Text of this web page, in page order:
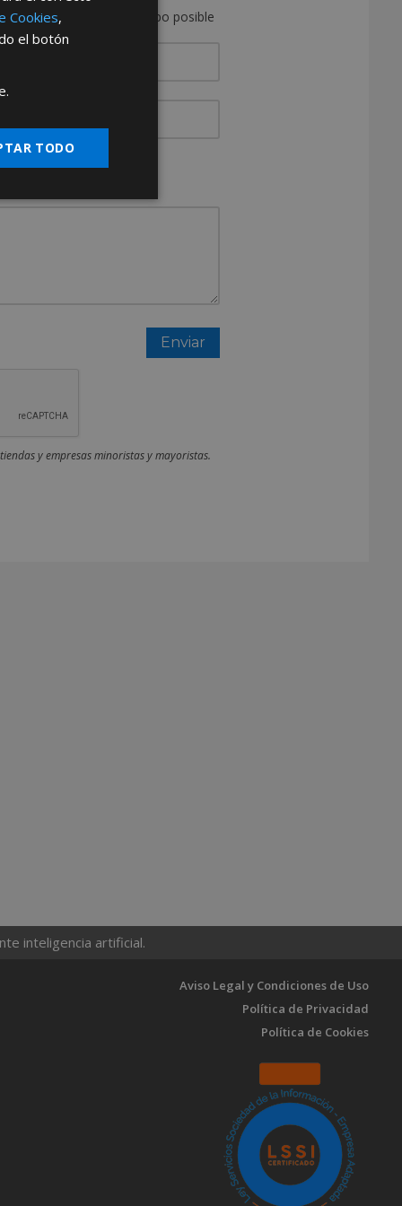
usted en el menor tiempo posible
y empresas minoristas y mayoristas.
inteligencia artificial.
Aviso Legal y Condiciones de Uso
Política de Privacidad
Política de Cookies
Cookies,
el botón
TODO